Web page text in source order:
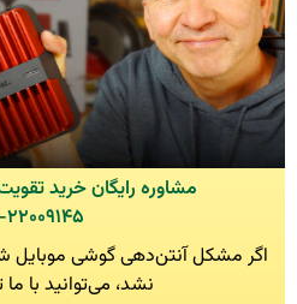
مشاوره رایگان خرید
۰۲۱-
اگر مشکل آنتن‌دهی گوشی موبایل
نشد، می‌توانید با